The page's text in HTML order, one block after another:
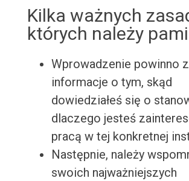
Kilka ważnych
których należy
Wprowadzenie powinno
informacje o tym, skąd
dowiedziałeś się o
dlaczego jesteś
pracą w tej konkretnej
Następnie, należy
swoich najważniejszych